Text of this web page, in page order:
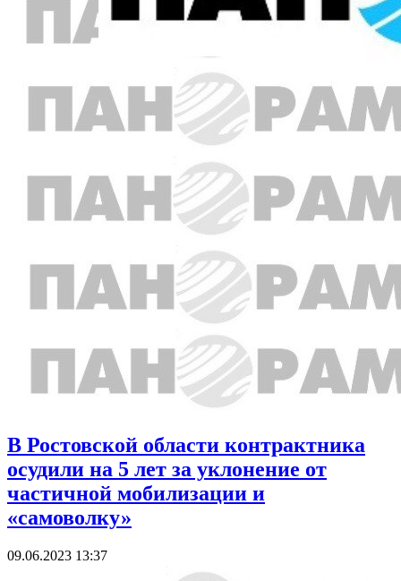
В Ростовской области контрактника
осудили на 5 лет за уклонение от
частичной мобилизации и
«самоволку»
09.06.2023 13:37